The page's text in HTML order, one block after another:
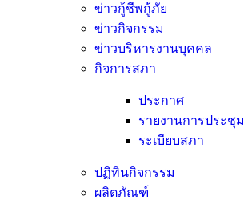
ข่าวกู้ชีพกู้ภัย
ข่าวกิจกรรม
ข่าวบริหารงานบุคคล
กิจการสภา
ประกาศ
รายงานการประชุม
ระเบียบสภา
ปฏิทินกิจกรรม
ผลิตภัณฑ์